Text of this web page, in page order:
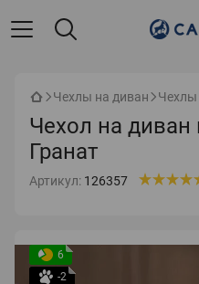
Чехлы на диван Чехлы
Чехол на
Гранат
Артикул: 126357
6
-2